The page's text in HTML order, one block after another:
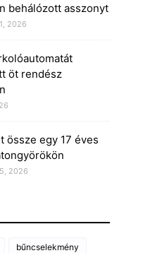
behálózott asszonyt
2026
öt rendész
össze egy 17 éves
2026
bűncselekmény